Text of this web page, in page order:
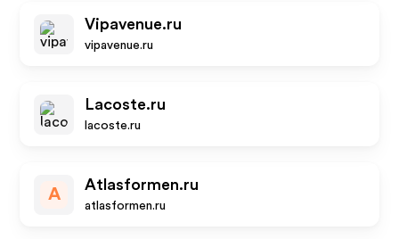
Vipavenue.ru
vipavenue.ru
Lacoste.ru
lacoste.ru
A
Atlasformen.ru
atlasformen.ru